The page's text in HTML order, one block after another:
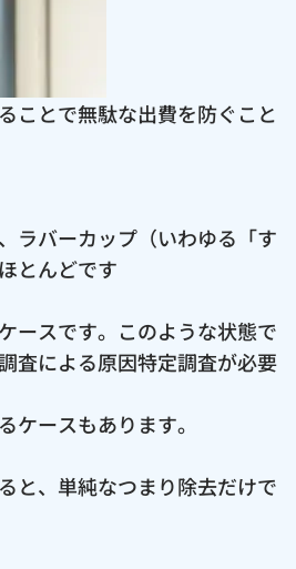
ことで無駄な出費を防ぐこと
ラバーカップ（いわゆる「す
とんどです
ースです。このような状態で
査による原因特定調査が必要
ースもあります。
と、単純なつまり除去だけで